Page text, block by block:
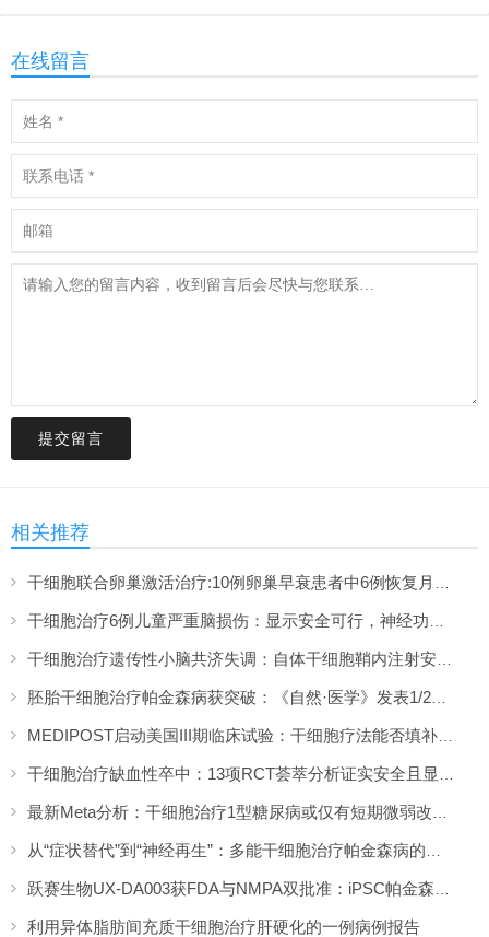
在线留言
提交留言
相关推荐
利用异体脂肪间充质干细胞治疗肝硬化的一例病例报告